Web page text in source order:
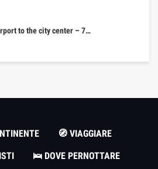
to the city center – 7…
🧭 VIAGGIARE
🛌 DOVE PERNOTTARE